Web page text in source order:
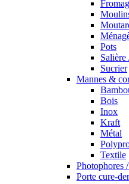
Pots
Sucrier
Mannes &
Bois
Inox
Kraft
Métal
Textile
Photophores
Porte cure-